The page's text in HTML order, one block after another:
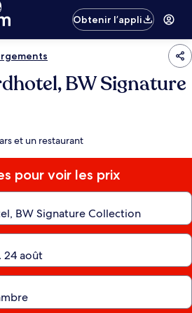
Obtenir l’appli
BW Signature
et un restaurant
pour voir les prix